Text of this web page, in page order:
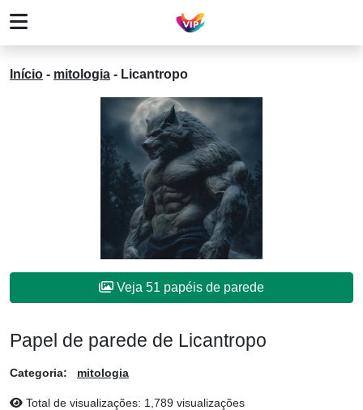
Início - mitologia - Licantropo
Veja 51 papéis de parede
Papel de parede de Licantropo
Categoria: mitologia
Total de visualizações: 1,789 visualizações